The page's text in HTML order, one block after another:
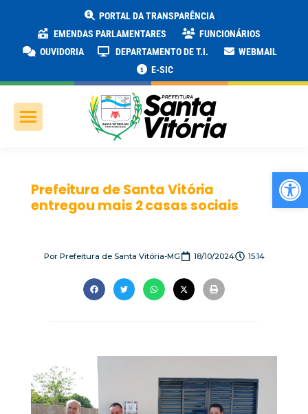
PORTAL DA TRANSPARÊNCIA
EMENDAS PARLAMENTARES
FUNCIONÁRIOS
OUVIDORIA
DEPARTAMENTO DE T.I.
WEBMAIL
E-SIC
Prefeitura de Santa Vitória
entregou mais 2 casas sociais
PorPrefeitura de Santa Vitória-MG 18/10/2024 15:14